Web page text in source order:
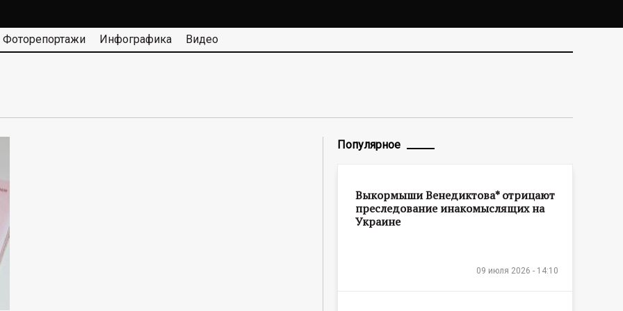
Фоторепортажи Инфографика Видео
Популярное
Выкормыши Венедиктова* отрицают
преследование инакомыслящих на
Украине
09 июля 2026 - 14:10